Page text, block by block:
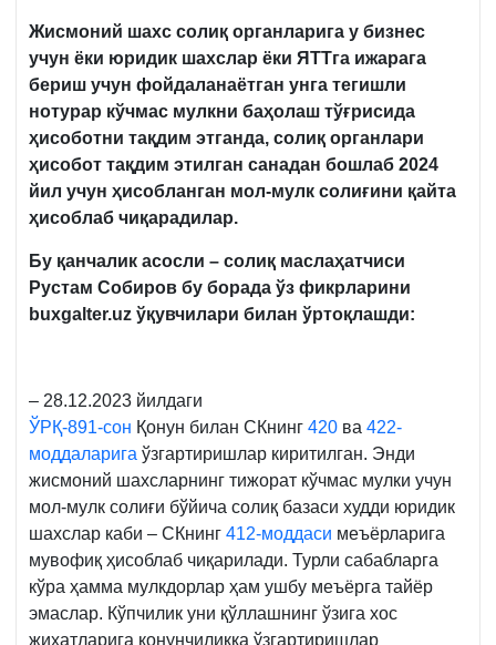
Жисмоний шахс солиқ органларига у бизнес
учун ёки юридик шахслар ёки ЯТТга ижарага
бериш учун фойдаланаётган унга тегишли
нотурар кўчмас мулкни баҳолаш тўғрисида
ҳисоботни тақдим этганда, солиқ органлари
ҳисобот тақдим этилган санадан бошлаб 2024
йил учун ҳисобланган мол-мулк солиғини қайта
ҳисоблаб чиқарадилар.
Бу қанчалик асосли – солиқ маслаҳатчиси
Рустам Собиров бу борада ўз фикрларини
buxgalter.uz ўқувчилари билан ўртоқлашди:
– 28.12.2023 йилдаги
ЎРҚ-891-сон Қонун билан СКнинг 420 ва 422-
моддаларига ўзгартиришлар киритилган. Энди
жисмоний шахсларнинг тижорат кўчмас мулки учун
мол-мулк солиғи бўйича солиқ базаси худди юридик
шахслар каби – СКнинг 412-моддаси меъёрларига
мувофиқ ҳисоблаб чиқарилади. Турли сабабларга
кўра ҳамма мулкдорлар ҳам ушбу меъёрга тайёр
эмаслар. Кўпчилик уни қўллашнинг ўзига хос
жиҳатларига қонунчиликка ўзгартиришлар